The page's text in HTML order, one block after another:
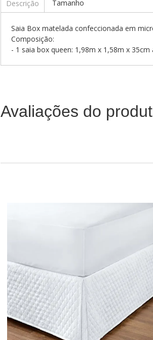
Descrição
Saia Box matelada confeccionada em
Composição:
- 1 saia box queen: 1,98m x 1,58m x 35cm
Tamanho
Avaliações do